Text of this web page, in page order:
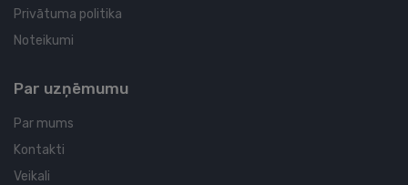
Privātuma politika
Noteikumi
Par uzņēmumu
Par mums
Kontakti
Veikali